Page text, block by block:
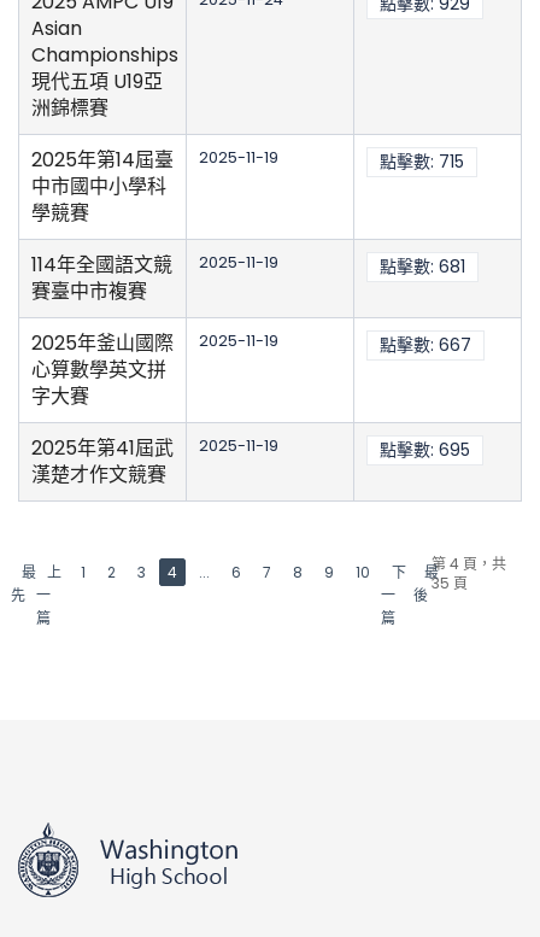
Asian
Championships
現代五項 U19亞
洲錦標賽
2025年第14屆臺
中市國中小學科
學競賽
2025-11-19 點擊數: 715
114年全國語文競
賽臺中市複賽
2025-11-19 點擊數: 681
2025年釜山國際
心算數學英文拼
字大賽
2025-11-19 點擊數: 667
2025年第41屆武
漢楚才作文競賽
2025-11-19 點擊數: 695
第 4 頁，共
35 頁
最
先
上
一
篇
1 2 3 4 ... 6 7 8 9 10
下
一
篇
最
後